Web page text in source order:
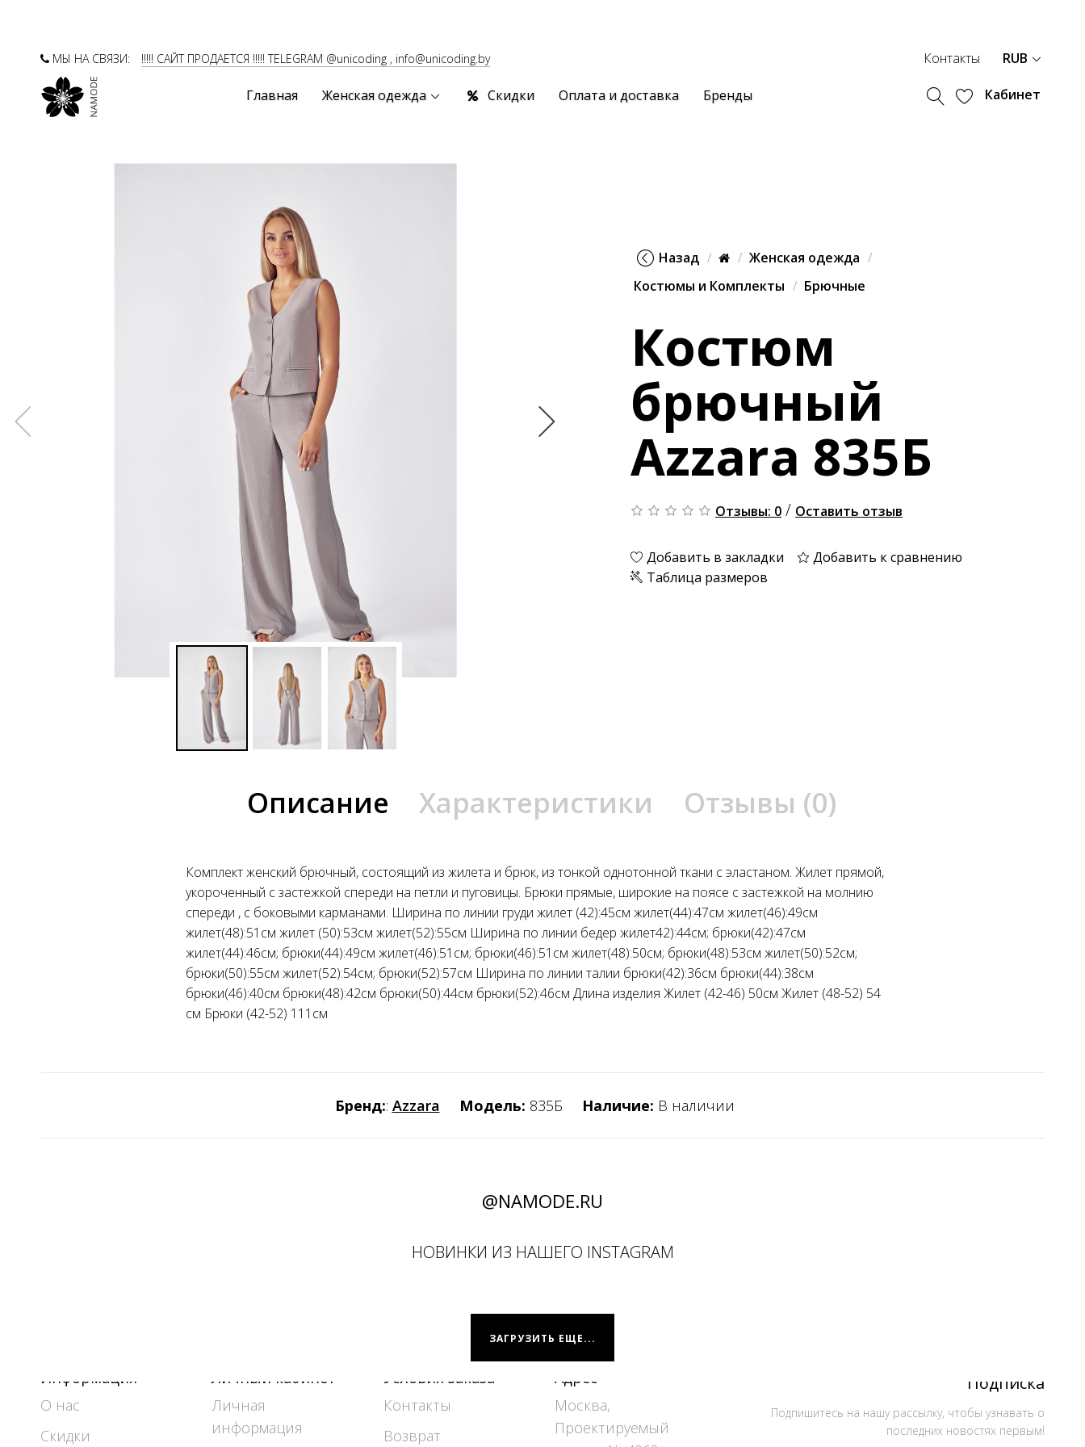
МЫ НА СВЯЗИ: !!!!! САЙТ ПРОДАЕТСЯ !!!!! TELEGRAM @unicoding , info@unicoding.by Контакты RUB
Главная Женская одежда Скидки Оплата и доставка Бренды Кабинет
Назад
Женская одежда
Костюмы и Комплекты
Брючные
Костюм
брючный
Azzara 835Б
Отзывы: 0 / Оставить отзыв
Добавить в закладки
Добавить к сравнению
Таблица размеров
Описание Характеристики Отзывы (0)
Комплект женский брючный, состоящий из жилета и брюк, из тонкой однотонной ткани с эластаном. Жилет прямой,
укороченный с застежкой спереди на петли и пуговицы. Брюки прямые, широкие на поясе с застежкой на молнию
спереди , с боковыми карманами. Ширина по линии груди жилет (42):45см жилет(44):47см жилет(46):49см
жилет(48):51см жилет (50):53см жилет(52):55см Ширина по линии бедер жилет42):44см; брюки(42):47см
жилет(44):46см; брюки(44):49см жилет(46):51см; брюки(46):51см жилет(48):50см; брюки(48):53см жилет(50):52см;
брюки(50):55см жилет(52):54см; брюки(52):57см Ширина по линии талии брюки(42):36см брюки(44):38см
брюки(46):40см брюки(48):42см брюки(50):44см брюки(52):46см Длина изделия Жилет (42-46) 50см Жилет (48-52) 54
см Брюки (42-52) 111см
Бренд:: Azzara Модель: 835Б Наличие: В наличии
@NAMODE.RU
НОВИНКИ ИЗ НАШЕГО INSTAGRAM
ЗАГРУЗИТЬ ЕЩЕ...
Информация
О нас
Скидки
Личный кабинет
Личная
информация
Условия заказа
Контакты
Возврат
Адрес
Москва,
Проектируемый
Подписка
Подпишитесь на нашу рассылку, чтобы узнавать о
последних новостях первым!